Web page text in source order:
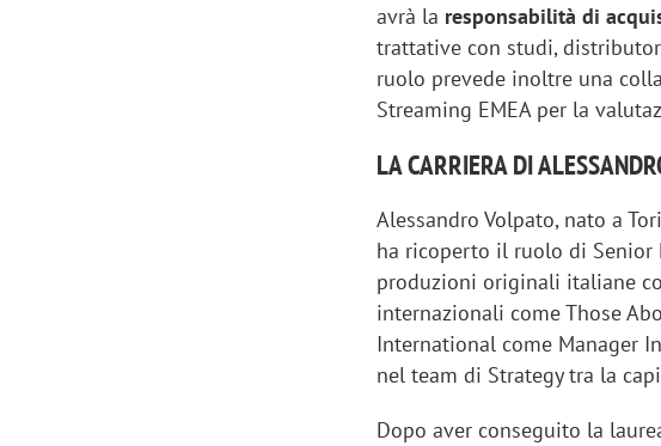
avrà la responsabilità di
trattative con studi,
ruolo prevede inoltre una
Streaming EMEA per la
LA CARRIERA DI
Alessandro Volpato, nato a
ha ricoperto il ruolo di Senior
produzioni originali italiane
internazionali come Those
International come Manager
nel team di Strategy tra la
Dopo aver conseguito la